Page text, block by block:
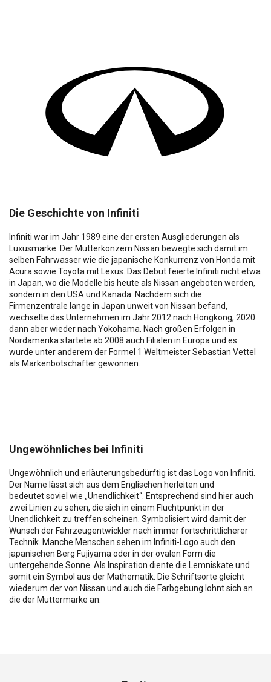
Die Geschichte von Infiniti
Infiniti war im Jahr 1989 eine der ersten Ausgliederungen als
Luxusmarke. Der Mutterkonzern Nissan bewegte sich damit im
selben Fahrwasser wie die japanische Konkurrenz von Honda mit
Acura sowie Toyota mit Lexus. Das Debüt feierte Infiniti nicht etwa
in Japan, wo die Modelle bis heute als Nissan angeboten werden,
sondern in den USA und Kanada. Nachdem sich die
Firmenzentrale lange in Japan unweit von Nissan befand,
wechselte das Unternehmen im Jahr 2012 nach Hongkong, 2020
dann aber wieder nach Yokohama. Nach großen Erfolgen in
Nordamerika startete ab 2008 auch Filialen in Europa und es
wurde unter anderem der Formel 1 Weltmeister Sebastian Vettel
als Markenbotschafter gewonnen.
Ungewöhnliches bei Infiniti
Ungewöhnlich und erläuterungsbedürftig ist das Logo von Infiniti.
Der Name lässt sich aus dem Englischen herleiten und
bedeutet soviel wie „Unendlichkeit“. Entsprechend sind hier auch
zwei Linien zu sehen, die sich in einem Fluchtpunkt in der
Unendlichkeit zu treffen scheinen. Symbolisiert wird damit der
Wunsch der Fahrzeugentwickler nach immer fortschrittlicherer
Technik. Manche Menschen sehen im Infiniti-Logo auch den
japanischen Berg Fujiyama oder in der ovalen Form die
untergehende Sonne. Als Inspiration diente die Lemniskate und
somit ein Symbol aus der Mathematik. Die Schriftsorte gleicht
wiederum der von Nissan und auch die Farbgebung lohnt sich an
die der Muttermarke an.